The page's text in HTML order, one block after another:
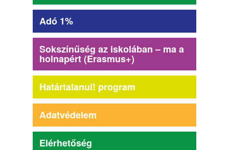
Adó 1%
Sokszínűség az iskolában – ma a
holnapért (Erasmus+)
Határtalanul! program
Adatvédelem
Elérhetőség